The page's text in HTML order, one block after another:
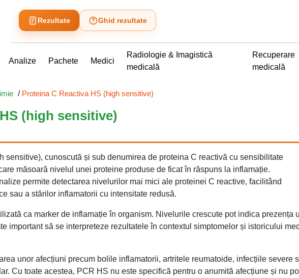
Rezultate Ghid rezultate
Analize Pachete Medici
Radiologie & Imagistică
medicală
Recuperare
medicală
/ Proteina C Reactiva HS (high sensitive)
(high sensitive)
sensitive), cunoscută și sub denumirea de proteina C reactivă cu sensibilitate
măsoară nivelul unei proteine produse de ficat în răspuns la inflamație.
permite detectarea nivelurilor mai mici ale proteinei C reactive, facilitând
sau a stărilor inflamatorii cu intensitate redusă.
ca marker de inflamație în organism. Nivelurile crescute pot indica prezența
important să se interpreteze rezultatele în contextul simptomelor și istoricului
unor afecțiuni precum bolile inflamatorii, artritele reumatoide, infecțiile severe
Cu toate acestea, PCR HS nu este specifică pentru o anumită afecțiune și nu